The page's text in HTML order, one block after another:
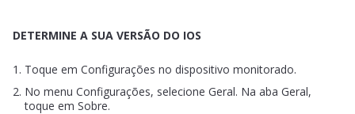
DETERMINE A SUA VERSÃO DO IOS
Toque em Configurações no dispositivo monitorado.
No menu Configurações, selecione Geral. Na aba Geral,
toque em Sobre.